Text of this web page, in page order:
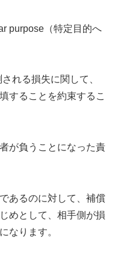
purpose（特定目的へ
れる損失に関して、
することを約束するこ
が負うことになった責
あるのに対して、補償
めとして、相手側が損
なります。